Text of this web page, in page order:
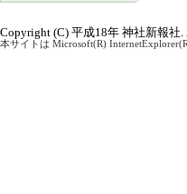
Copyright (C) 平成18年 神社新報社.
本サイトは Microsoft(R)